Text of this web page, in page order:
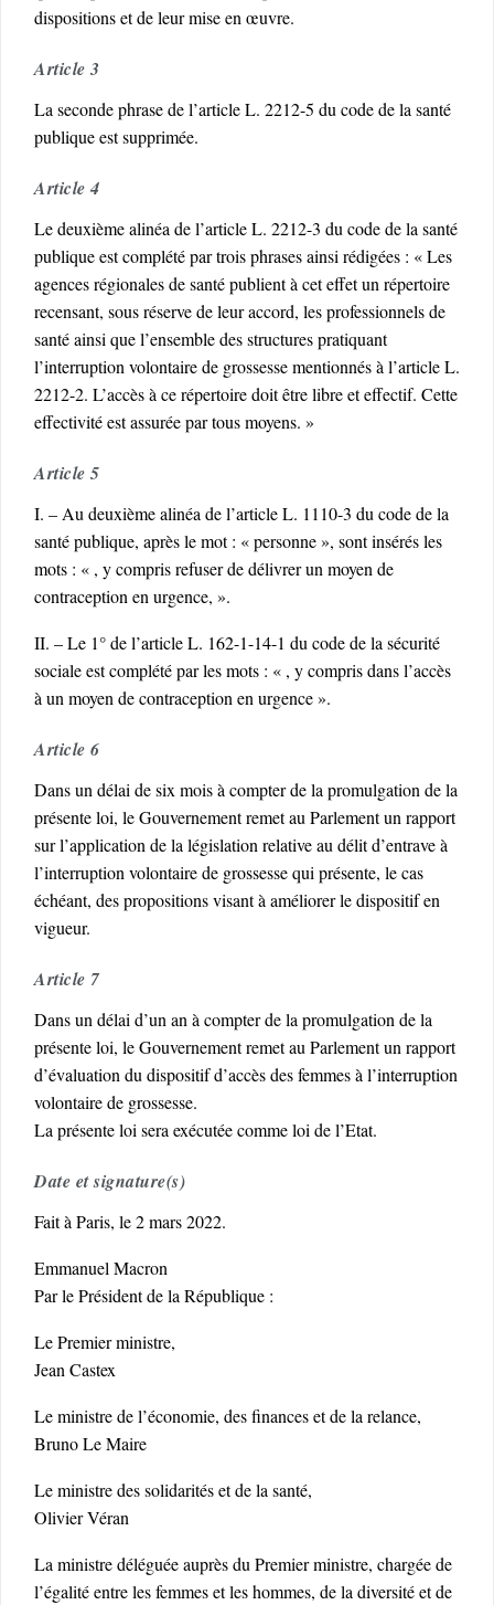
dispositions et de leur mise en œuvre.
Article 3
La seconde phrase de l’article L. 2212-5 du code de la santé
publique est supprimée.
Article 4
Le deuxième alinéa de l’article L. 2212-3 du code de la santé
publique est complété par trois phrases ainsi rédigées : « Les
agences régionales de santé publient à cet effet un répertoire
recensant, sous réserve de leur accord, les professionnels de
santé ainsi que l’ensemble des structures pratiquant
l’interruption volontaire de grossesse mentionnés à l’article L.
2212-2. L’accès à ce répertoire doit être libre et effectif. Cette
effectivité est assurée par tous moyens. »
Article 5
I. – Au deuxième alinéa de l’article L. 1110-3 du code de la
santé publique, après le mot : « personne », sont insérés les
mots : « , y compris refuser de délivrer un moyen de
contraception en urgence, ».
II. – Le 1° de l’article L. 162-1-14-1 du code de la sécurité
sociale est complété par les mots : « , y compris dans l’accès
à un moyen de contraception en urgence ».
Article 6
Dans un délai de six mois à compter de la promulgation de la
présente loi, le Gouvernement remet au Parlement un rapport
sur l’application de la législation relative au délit d’entrave à
l’interruption volontaire de grossesse qui présente, le cas
échéant, des propositions visant à améliorer le dispositif en
vigueur.
Article 7
Dans un délai d’un an à compter de la promulgation de la
présente loi, le Gouvernement remet au Parlement un rapport
d’évaluation du dispositif d’accès des femmes à l’interruption
volontaire de grossesse.
La présente loi sera exécutée comme loi de l’Etat.
Date et signature(s)
Fait à Paris, le 2 mars 2022.
Emmanuel Macron
Par le Président de la République :
Le Premier ministre,
Jean Castex
Le ministre de l’économie, des finances et de la relance,
Bruno Le Maire
Le ministre des solidarités et de la santé,
Olivier Véran
La ministre déléguée auprès du Premier ministre, chargée de
l’égalité entre les femmes et les hommes, de la diversité et de